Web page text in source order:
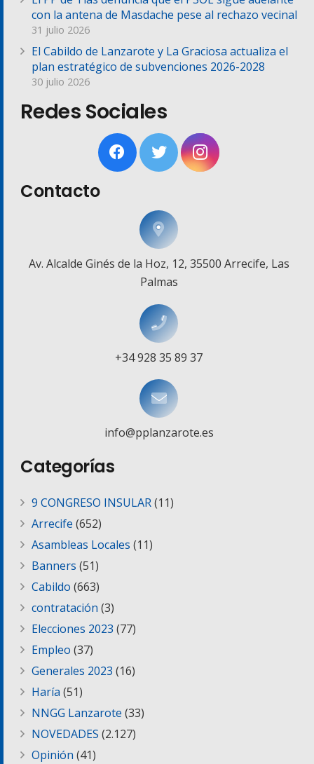
con la antena de Masdache pese al rechazo vecinal
31 julio 2026
El Cabildo de Lanzarote y La Graciosa actualiza el
plan estratégico de subvenciones 2026-2028
30 julio 2026
Redes Sociales
Contacto
Av. Alcalde Ginés de la Hoz, 12, 35500 Arrecife, Las
Palmas
+34 928 35 89 37
info@pplanzarote.es
Categorías
9 CONGRESO INSULAR(11)
Arrecife (652)
Asambleas Locales (11)
Banners (51)
Cabildo (663)
contratación (3)
Elecciones 2023 (77)
Empleo (37)
Generales 2023 (16)
Haría (51)
NNGG Lanzarote (33)
NOVEDADES (2.127)
Opinión (41)